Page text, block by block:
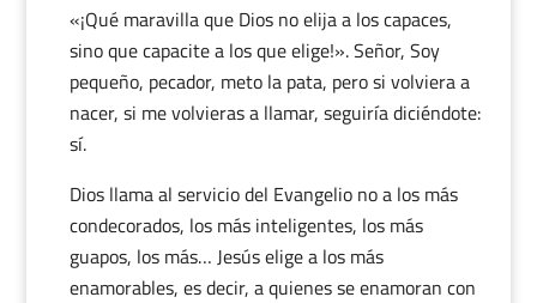
«¡Qué maravilla que Dios no elija a los capaces,
sino que capacite a los que elige!». Señor, Soy
pequeño, pecador, meto la pata, pero si volviera a
nacer, si me volvieras a llamar, seguiría diciéndote:
sí.
Dios llama al servicio del Evangelio no a los más
condecorados, los más inteligentes, los más
guapos, los más… Jesús elige a los más
enamorables, es decir, a quienes se enamoran con